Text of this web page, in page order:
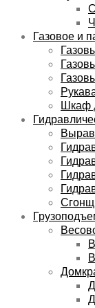
Газовое и
Шкаф